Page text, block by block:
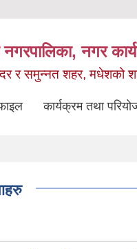
नगर
र समुन्नत शहर, मधेशको
कार्यक्रम तथा